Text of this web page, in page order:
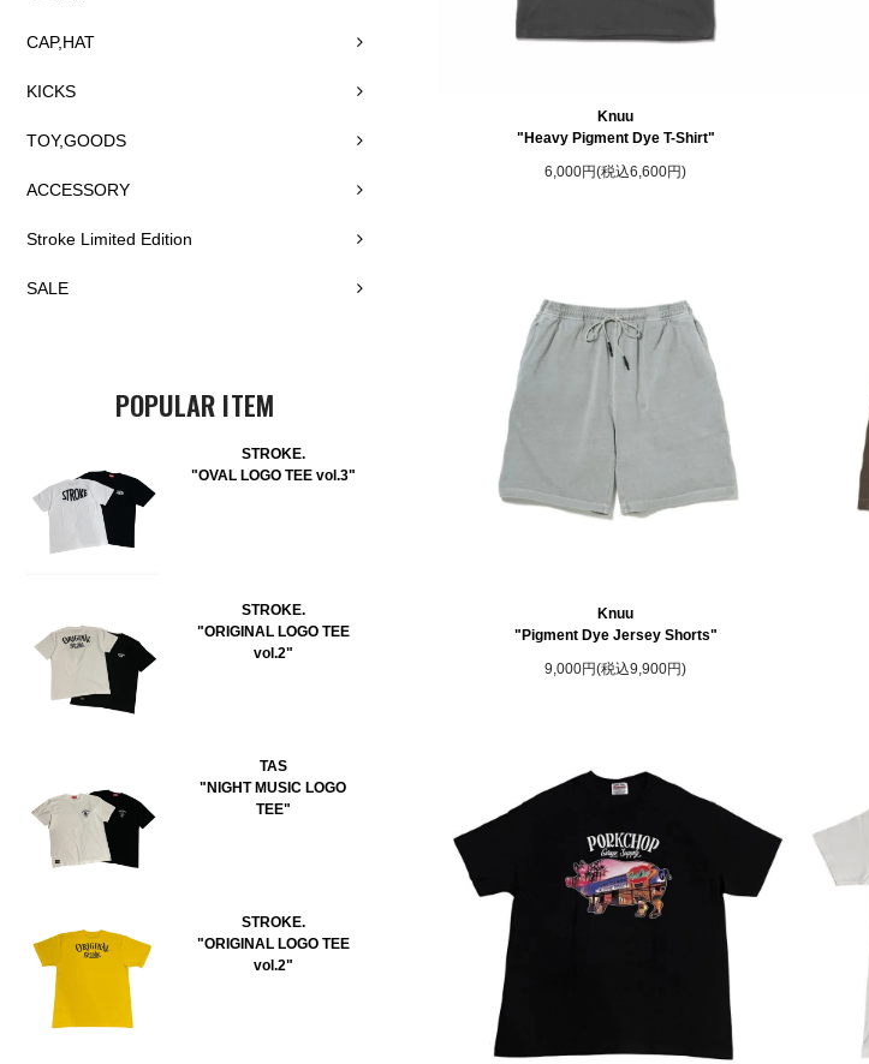
CAP,HAT
KICKS
TOY,GOODS
ACCESSORY
Stroke Limited Edition
SALE
POPULAR ITEM
STROKE.
"OVAL LOGO TEE vol.3"
STROKE.
"ORIGINAL LOGO TEE
vol.2"
TAS
"NIGHT MUSIC LOGO
TEE"
STROKE.
"ORIGINAL LOGO TEE
vol.2"
Knuu
"Heavy Pigment Dye T-Shirt"
6,000円(税込6,600円)
Knuu
"Pigment Dye Jersey Shorts"
9,000円(税込9,900円)